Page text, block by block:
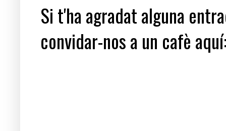
Si t'ha agradat alguna
convidar-nos a un cafè